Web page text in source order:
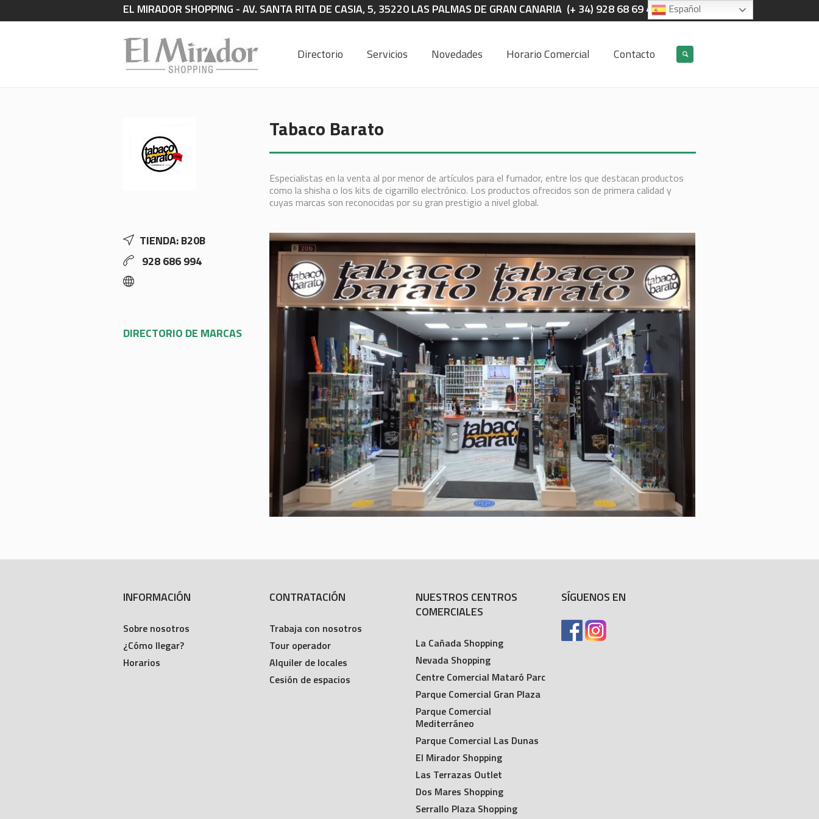
EL MIRADOR SHOPPING - AV. SANTA RITA DE CASIA, 5, 35220 LAS PALMAS DE GRAN CANARIA (+ 34) 928 68 69 40
Directorio Servicios Novedades Horario Comercial Contacto
TIENDA: B20B
928 686 994
DIRECTORIO DE MARCAS
Tabaco Barato
Especialistas en la venta al por menor de artículos para el fumador, entre los que destacan productos
como la shisha o los kits de cigarrillo electrónico. Los productos ofrecidos son de primera calidad y
cuyas marcas son reconocidas por su gran prestigio a nivel global.
INFORMACIÓN
Sobre nosotros
¿Cómo llegar?
Horarios
CONTRATACIÓN
Trabaja con nosotros
Tour operador
Alquiler de locales
Cesión de espacios
NUESTROS CENTROS
COMERCIALES
La Cañada Shopping
Nevada Shopping
Centre Comercial Mataró Parc
Parque Comercial Gran Plaza
Parque Comercial
Mediterráneo
Parque Comercial Las Dunas
El Mirador Shopping
Las Terrazas Outlet
Dos Mares Shopping
Serrallo Plaza Shopping
SÍGUENOS EN
Español